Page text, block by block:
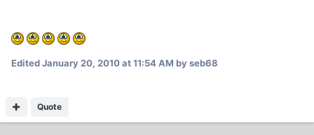
EditedJanuary 20, 2010 at 11:54 AM by seb68
Quote